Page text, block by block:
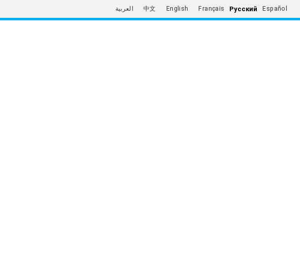
العربية 中文 English Français Русский Español